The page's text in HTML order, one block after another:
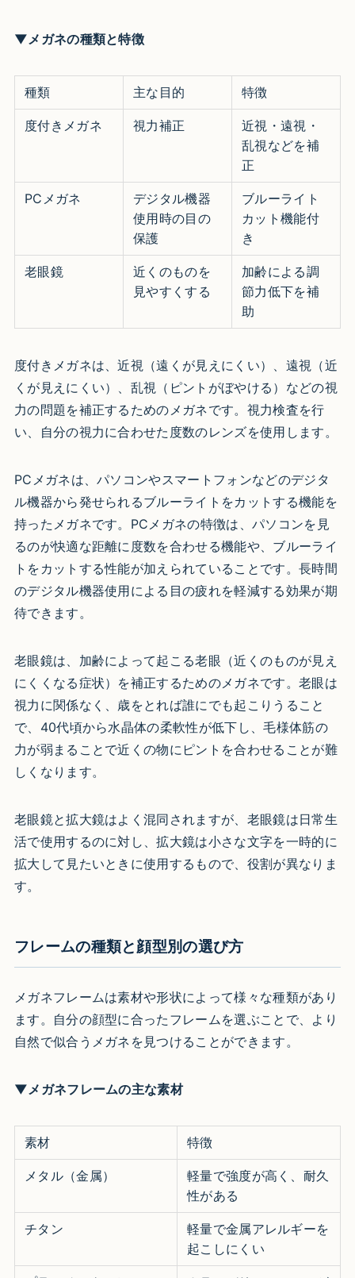
▼メガネの種類と特徴
種類 主な目的 特徴
度付きメガネ 視力補正
近視・遠視・
乱視などを補
正
PCメガネ
デジタル機器
使用時の目の
保護
ブルーライト
カット機能付
き
老眼鏡
近くのものを
見やすくする
加齢による調
節力低下を補
助
度付きメガネは、近視（遠くが見えにくい）、遠視（近
くが見えにくい）、乱視（ピントがぼやける）などの視
力の問題を補正するためのメガネです。視力検査を行
い、自分の視力に合わせた度数のレンズを使用します。
PCメガネは、パソコンやスマートフォンなどのデジタ
ル機器から発せられるブルーライトをカットする機能を
持ったメガネです。PCメガネの特徴は、パソコンを見
るのが快適な距離に度数を合わせる機能や、ブルーライ
トをカットする性能が加えられていることです。長時間
のデジタル機器使用による目の疲れを軽減する効果が期
待できます。
老眼鏡は、加齢によって起こる老眼（近くのものが見え
にくくなる症状）を補正するためのメガネです。老眼は
視力に関係なく、歳をとれば誰にでも起こりうること
で、40代頃から水晶体の柔軟性が低下し、毛様体筋の
力が弱まることで近くの物にピントを合わせることが難
しくなります。
老眼鏡と拡大鏡はよく混同されますが、老眼鏡は日常生
活で使用するのに対し、拡大鏡は小さな文字を一時的に
拡大して見たいときに使用するもので、役割が異なりま
す。
フレームの種類と顔型別の選び方
メガネフレームは素材や形状によって様々な種類があり
ます。自分の顔型に合ったフレームを選ぶことで、より
自然で似合うメガネを見つけることができます。
▼メガネフレームの主な素材
素材 特徴
メタル（金属）
軽量で強度が高く、耐久
性がある
チタン
軽量で金属アレルギーを
起こしにくい